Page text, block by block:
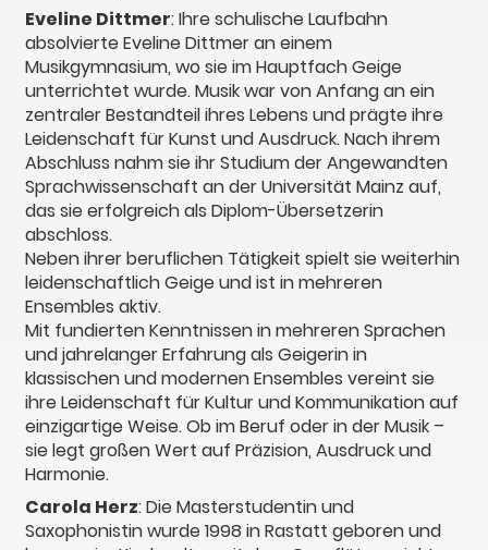
Eveline Dittmer: Ihre schulische Laufbahn
absolvierte Eveline Dittmer an einem
Musikgymnasium, wo sie im Hauptfach Geige
unterrichtet wurde. Musik war von Anfang an ein
zentraler Bestandteil ihres Lebens und prägte ihre
Leidenschaft für Kunst und Ausdruck. Nach ihrem
Abschluss nahm sie ihr Studium der Angewandten
Sprachwissenschaft an der Universität Mainz auf,
das sie erfolgreich als Diplom-Übersetzerin
abschloss.
Neben ihrer beruflichen Tätigkeit spielt sie weiterhin
leidenschaftlich Geige und ist in mehreren
Ensembles aktiv.
Mit fundierten Kenntnissen in mehreren Sprachen
und jahrelanger Erfahrung als Geigerin in
klassischen und modernen Ensembles vereint sie
ihre Leidenschaft für Kultur und Kommunikation auf
einzigartige Weise. Ob im Beruf oder in der Musik –
sie legt großen Wert auf Präzision, Ausdruck und
Harmonie.
Carola Herz: Die Masterstudentin und
Saxophonistin wurde 1998 in Rastatt geboren und